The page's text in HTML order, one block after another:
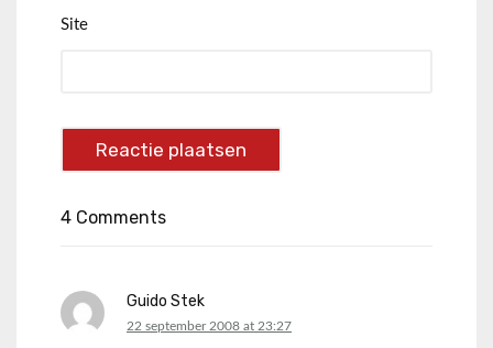
Site
4 Comments
Guido Stek
says:
22 september 2008 at 23:27